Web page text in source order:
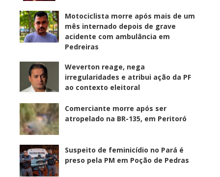
Motociclista morre após mais de um
mês internado depois de grave
acidente com ambulância em
Pedreiras
Weverton reage, nega
irregularidades e atribui ação da PF
ao contexto eleitoral
Comerciante morre após ser
atropelado na BR-135, em Peritoró
Suspeito de feminicídio no Pará é
preso pela PM em Poção de Pedras